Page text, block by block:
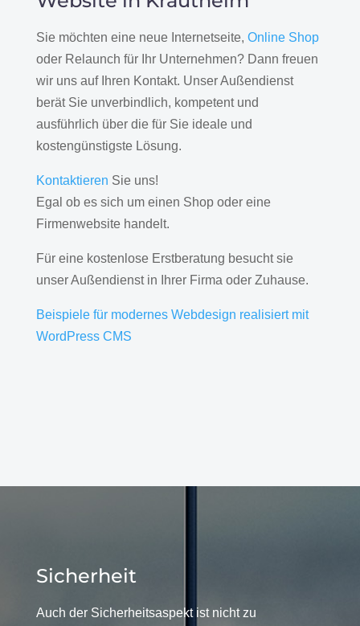
Sie möchten eine neue Internetseite, Online Shop
oder Relaunch für Ihr Unternehmen? Dann freuen
wir uns auf Ihren Kontakt. Unser Außendienst
berät Sie unverbindlich, kompetent und
ausführlich über die für Sie ideale und
kostengünstigste Lösung.
Kontaktieren Sie uns!
Egal ob es sich um einen Shop oder eine
Firmenwebsite handelt.
Für eine kostenlose Erstberatung besucht sie
unser Außendienst in Ihrer Firma oder Zuhause.
Beispiele für modernes Webdesign realisiert mit
WordPress CMS
Sicherheit
Auch der Sicherheitsaspekt ist nicht zu